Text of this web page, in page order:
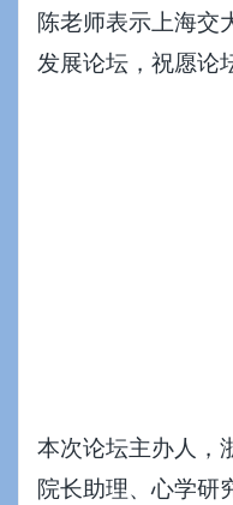
陈老师表示上海交
发展论坛，祝愿论
本次论坛主办人，
院长助理、心学研